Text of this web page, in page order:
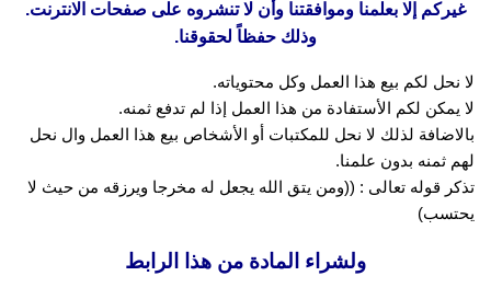
غيركم إلا بعلمنا وموافقتنا وأن لا تنشروه على صفحات الانترنت.
وذلك حفظاً لحقوقنا.
لا نحل لكم بيع هذا العمل وكل محتوياته.
لا يمكن لكم الأستفادة من هذا العمل إذا لم تدفع ثمنه.
بالاضافة لذلك لا نحل للمكتبات أو الأشخاص بيع هذا العمل وال نحل
لهم ثمنه بدون علمنا.
تذكر قوله تعالى : ((ومن يتق الله يجعل له مخرجا ويرزقه من حيث لا
يحتسب)
ولشراء المادة من هذا الرابط